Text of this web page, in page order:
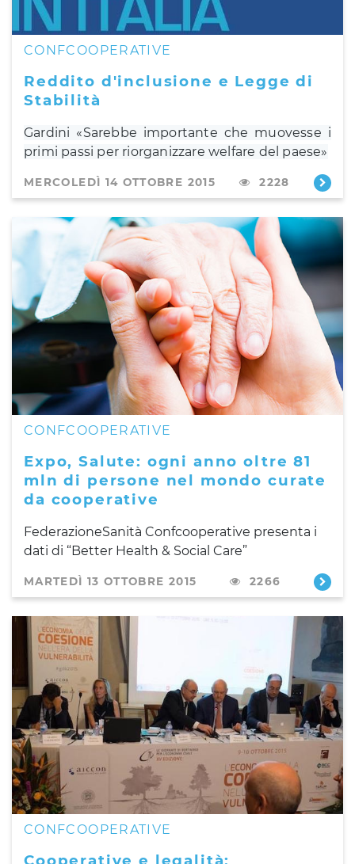
CONFCOOPERATIVE
Reddito d'inclusione e Legge di
Stabilità
Gardini «Sarebbe importante che muovesse i
primi passi per riorganizzare welfare del paese»
MERCOLEDÌ 14 OTTOBRE 2015 2228
CONFCOOPERATIVE
Expo, Salute: ogni anno oltre 81
mln di persone nel mondo curate
da cooperative
FederazioneSanità Confcooperative presenta i
dati di “Better Health & Social Care”
MARTEDÌ 13 OTTOBRE 2015 2266
CONFCOOPERATIVE
Cooperative e legalità: